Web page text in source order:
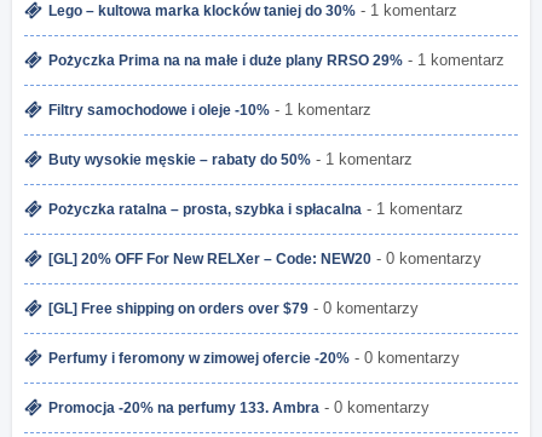
Lego – kultowa marka klocków taniej do 30% - 1 komentarz
Pożyczka Prima na na małe i duże plany RRSO 29% - 1 komentarz
Filtry samochodowe i oleje -10% - 1 komentarz
Buty wysokie męskie – rabaty do 50% - 1 komentarz
Pożyczka ratalna – prosta, szybka i spłacalna - 1 komentarz
[GL] 20% OFF For New RELXer – Code: NEW20 - 0 komentarzy
[GL] Free shipping on orders over $79 - 0 komentarzy
Perfumy i feromony w zimowej ofercie -20% - 0 komentarzy
Promocja -20% na perfumy 133. Ambra - 0 komentarzy